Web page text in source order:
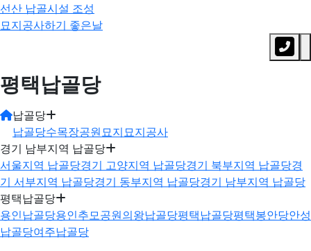
선산 납골시설 조성
묘지공사하기 좋은날
평택납골당
납골당
납골당수목장공원묘지묘지공사
경기 남부지역 납골당
서울지역 납골당경기 고양지역 납골당경기 북부지역 납골당경
기 서부지역 납골당경기 동부지역 납골당경기 남부지역 납골당
평택납골당
용인납골당용인추모공원의왕납골당평택납골당평택봉안당안성
납골당여주납골당